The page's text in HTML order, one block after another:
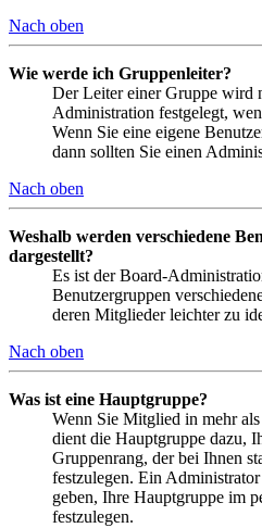
Nach oben
Wie werde ich Gruppenleiter?
Der Leiter einer Gruppe wird
Administration festgelegt,
Wenn Sie eine eigene
dann sollten Sie einen
Nach oben
Weshalb werden verschiedene
dargestellt?
Es ist der Board-
Benutzergruppen
deren Mitglieder leichter zu
Nach oben
Was ist eine Hauptgruppe?
Wenn Sie Mitglied in mehr
dient die Hauptgruppe dazu,
Gruppenrang, der bei Ihnen
festzulegen. Ein
geben, Ihre Hauptgruppe im
festzulegen.